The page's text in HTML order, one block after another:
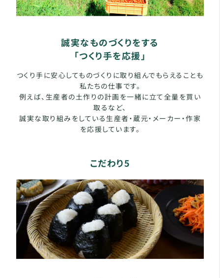
誠実なものづくりをする
「つくり手を応援」
つくり手に安心してものづくりに取り組んでもらえることも
私たちの仕事です。
例えば、生産者の土作りの計画を一緒に立て全量を買い
取るなど、
誠実な取り組みをしている生産者・蔵元・メーカー・作家
を応援しています。
こだわり5